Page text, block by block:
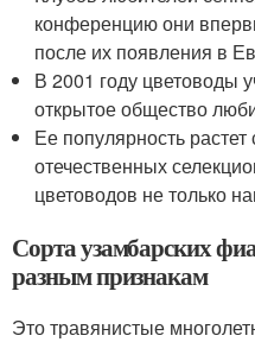
конференцию они
после их появления в
В 2001 году цветоводы
открытое общество
Ее популярность
отечественных
цветоводов не только
Сорта узамбарских
разным признакам
Это травянистые